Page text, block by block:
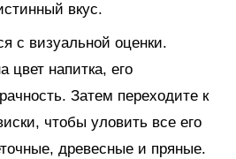
вкус.
с визуальной оценки.
цвет напитка, его
Затем переходите к
чтобы уловить все его
древесные и пряные.